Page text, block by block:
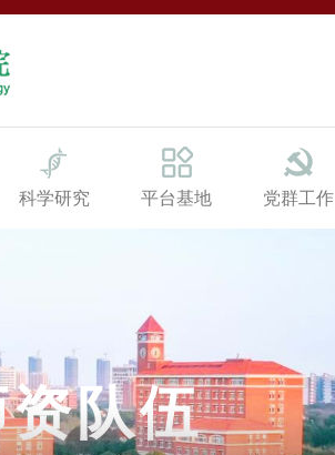
科学研究 平台基地 党群工作
队伍